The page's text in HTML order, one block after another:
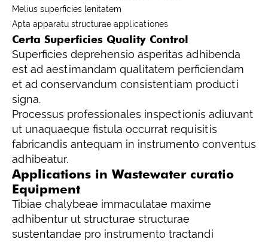
Melius superficies lenitatem
Apta apparatu structurae applicationes
Certa Superficies Quality Control
Superficies deprehensio asperitas adhibenda
est ad aestimandam qualitatem perficiendam
et ad conservandum consistentiam producti
signa.
Processus professionales inspectionis adiuvant
ut unaquaeque fistula occurrat requisitis
fabricandis antequam in instrumento conventus
adhibeatur.
Applications in Wastewater curatio
Equipment
Tibiae chalybeae immaculatae maxime
adhibentur ut structurae structurae
sustentandae pro instrumento tractandi